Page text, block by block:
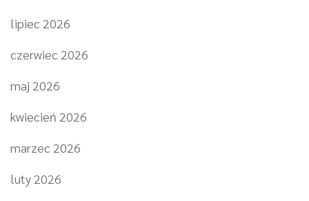
lipiec 2026
czerwiec 2026
maj 2026
kwiecień 2026
marzec 2026
luty 2026